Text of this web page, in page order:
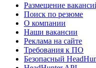
Размещение
Поиск по резюме
О компании
Наши вакансии
Реклама на сайте
Требования к ПО
Безопасный